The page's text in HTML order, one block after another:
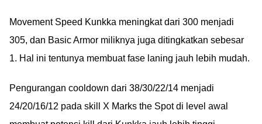
Movement Speed Kunkka meningkat dari 300 menjadi
305, dan Basic Armor miliknya juga ditingkatkan sebesar
1. Hal ini tentunya membuat fase laning jauh lebih mudah.
Pengurangan cooldown dari 38/30/22/14 menjadi
24/20/16/12 pada skill X Marks the Spot di level awal